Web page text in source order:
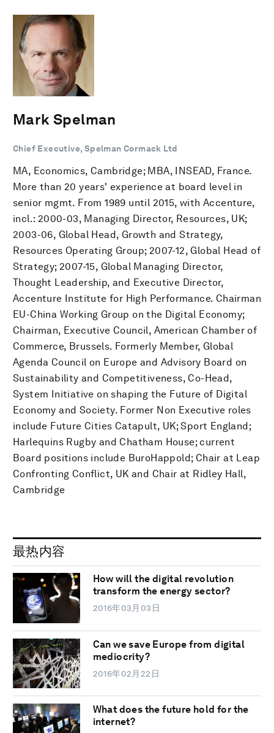
Mark Spelman
Chief Executive, Spelman Cormack Ltd
MA, Economics, Cambridge; MBA, INSEAD, France.
More than 20 years' experience at board level in
senior mgmt. From 1989 until 2015, with Accenture,
incl.: 2000-03, Managing Director, Resources, UK;
2003-06, Global Head, Growth and Strategy,
Resources Operating Group; 2007-12, Global Head of
Strategy; 2007-15, Global Managing Director,
Thought Leadership, and Executive Director,
Accenture Institute for High Performance. Chairman
EU-China Working Group on the Digital Economy;
Chairman, Executive Council, American Chamber of
Commerce, Brussels. Formerly Member, Global
Agenda Council on Europe and Advisory Board on
Sustainability and Competitiveness, Co-Head,
System Initiative on shaping the Future of Digital
Economy and Society. Former Non Executive roles
include Future Cities Catapult, UK; Sport England;
Harlequins Rugby and Chatham House; current
Board positions include BuroHappold; Chair at Leap
Confronting Conflict, UK and Chair at Ridley Hall,
Cambridge
最热内容
How will the digital revolution
transform the energy sector?
2016年03月03日
Can we save Europe from digital
mediocrity?
2016年02月22日
What does the future hold for the
internet?